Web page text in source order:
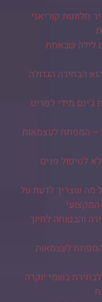
חלזונות קוריאני
לילה שבאמת
הבחירה הגדולה
מידי לפריט
– המפתח לעצמאות
לטיפול פנים
מה שצריך לדעת על
והבטוחה לחיוך
המפתח לעצמאות
בשמי יוקרה